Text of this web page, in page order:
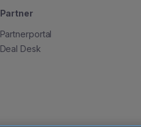
Partner
Partnerportal
Deal Desk